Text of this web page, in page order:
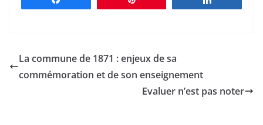
La commune de 1871 : enjeux de sa
commémoration et de son enseignement
Evaluer n’est pas noter